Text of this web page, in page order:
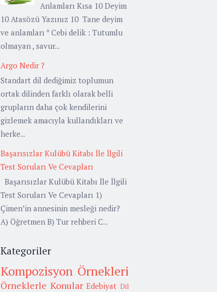
Anlamları Kısa 10 Deyim
10 Atasözü Yazınız 10 Tane deyim
ve anlamları * Cebi delik : Tutumlu
olmayan , savur...
Argo Nedir ?
Standart dil dediğimiz toplumun
ortak dilinden farklı olarak belli
grupların daha çok kendilerini
gizlemek amacıyla kullandıkları ve
herke...
Başarısızlar Kulübü Kitabı İle İlgili
Test Soruları Ve Cevapları
Başarısızlar Kulübü Kitabı İle İlgili
Test Soruları Ve Cevapları 1)
Çimen’in annesinin mesleği nedir?
A) Öğretmen B) Tur rehberi C...
Kategoriler
Kompozisyon Örnekleri
Örneklerle Konular Edebiyat Dil